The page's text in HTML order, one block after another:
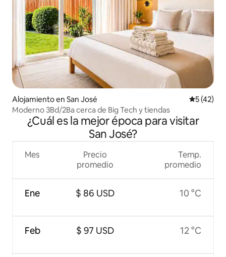
Alojamiento en San José
5 (42)
Moderno 3Bd/2Ba cerca de Big Tech y tiendas
¿Cuál es la mejor época para visitar
San José?
Mes
Ene
Feb
Precio
promedio
$ 86 USD
$ 97 USD
Temp.
promedio
10 °C
12 °C